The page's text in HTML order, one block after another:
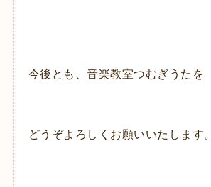
今後とも、音楽教室つむぎうたを
どうぞよろしくお願いいたします。